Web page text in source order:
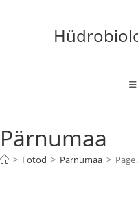
Pärnumaa
> Fotod > Pärnumaa > Page